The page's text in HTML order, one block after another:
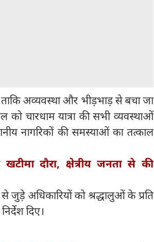
अव्यवस्था और भीड़भाड़ से बचा जा
चारधाम यात्रा की सभी व्यवस्थाओं
नागरिकों की समस्याओं का तत्काल
दौरा, क्षेत्रीय जनता से की
जुड़े अधिकारियों को श्रद्धालुओं के प्रति
दिए।